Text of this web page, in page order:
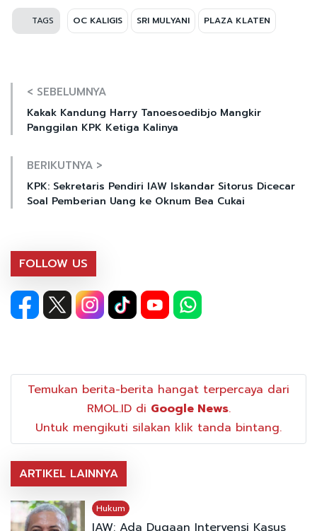
TAGS OC KALIGIS SRI MULYANI PLAZA KLATEN
< SEBELUMNYA
Kakak Kandung Harry Tanoesoedibjo Mangkir
Panggilan KPK Ketiga Kalinya
BERIKUTNYA >
KPK: Sekretaris Pendiri IAW Iskandar Sitorus Dicecar
Soal Pemberian Uang ke Oknum Bea Cukai
FOLLOW US
Temukan berita-berita hangat terpercaya dari
RMOL.ID di Google News.
Untuk mengikuti silakan klik tanda bintang.
ARTIKEL LAINNYA
Hukum